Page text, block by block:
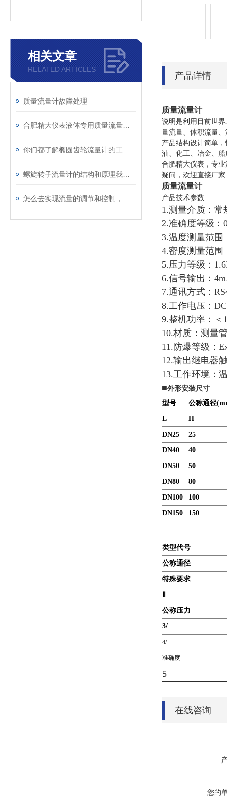
相关文章
RELATED ARTICLES
质量流量计故障处理
产品详情
质量流量计
说明是利用目前世
量流量、体积流量
产品结构设计简单
油、化工、冶金、
合肥精大仪表，专
疑问，欢迎直接厂
质量流量计
产品技术参数
1.测量介质：
2.准确度等级：
3.温度测量范
4.密度测量范围
5.压力等级：
6.信号输出：
7.通讯方式：
8.工作电压：
9.整机功率：＜
10.材质：测量
11.防爆等级：
12.输出继电器
13.工作环境：
■外形安装尺寸
型号
公称通径
L H
DN25 25
DN40 40
DN50 50
DN80 80
DN100 100
DN150 150
类型代号
公称通径
特殊要求
公称压力
3/
4/
准确度
5
在线咨询
您的